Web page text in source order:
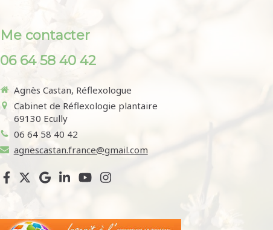
Me contacter
06 64 58 40 42
Agnès Castan, Réflexologue
Cabinet de Réflexologie plantaire
69130 Ecully
06 64 58 40 42
agnescastan.france@gmail.com